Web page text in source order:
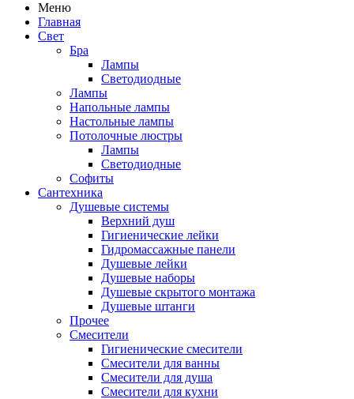
Меню
Главная
Свет
Бра
Лампы
Светодиодные
Лампы
Напольные лампы
Настольные лампы
Потолочные люстры
Лампы
Светодиодные
Софиты
Сантехника
Душевые системы
Верхний душ
Гигиенические лейки
Гидромассажные панели
Душевые лейки
Душевые наборы
Душевые скрытого монтажа
Душевые штанги
Прочее
Смесители
Гигиенические смесители
Смесители для ванны
Смесители для душа
Смесители для кухни